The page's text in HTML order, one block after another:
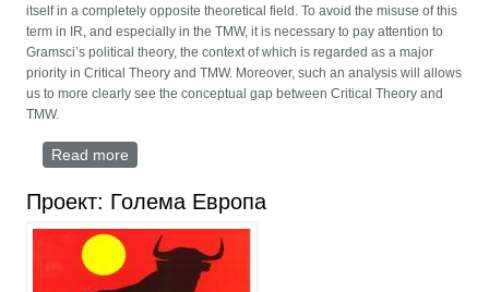
itself in a completely opposite theoretical field. To avoid the misuse of this
term in IR, and especially in the TMW, it is necessary to pay attention to
Gramsci’s political theory, the context of which is regarded as a major
priority in Critical Theory and TMW. Moreover, such an analysis will allows
us to more clearly see the conceptual gap between Critical Theory and
TMW.
Read more
Проект: Голема Европа